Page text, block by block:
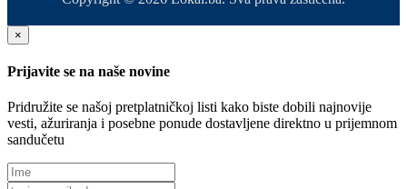
×
Prijavite se na naše novine
Pridružite se našoj pretplatničkoj listi kako biste dobili najnovije
vesti, ažuriranja i posebne ponude dostavljene direktno u prijemnom
sandučetu